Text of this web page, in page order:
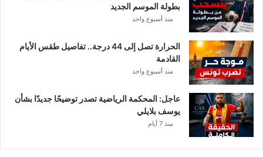
بطولة الموسم الجديد
منذ أسبوع واحد
الحرارة تصل إلى 44 درجة.. تفاصيل طقس الأيام
القادمة
منذ أسبوع واحد
عاجل: المحكمة الرياضية تصدر توضيحًا جديدًا بشأن
يوسف بلايلي
منذ 7 أيام